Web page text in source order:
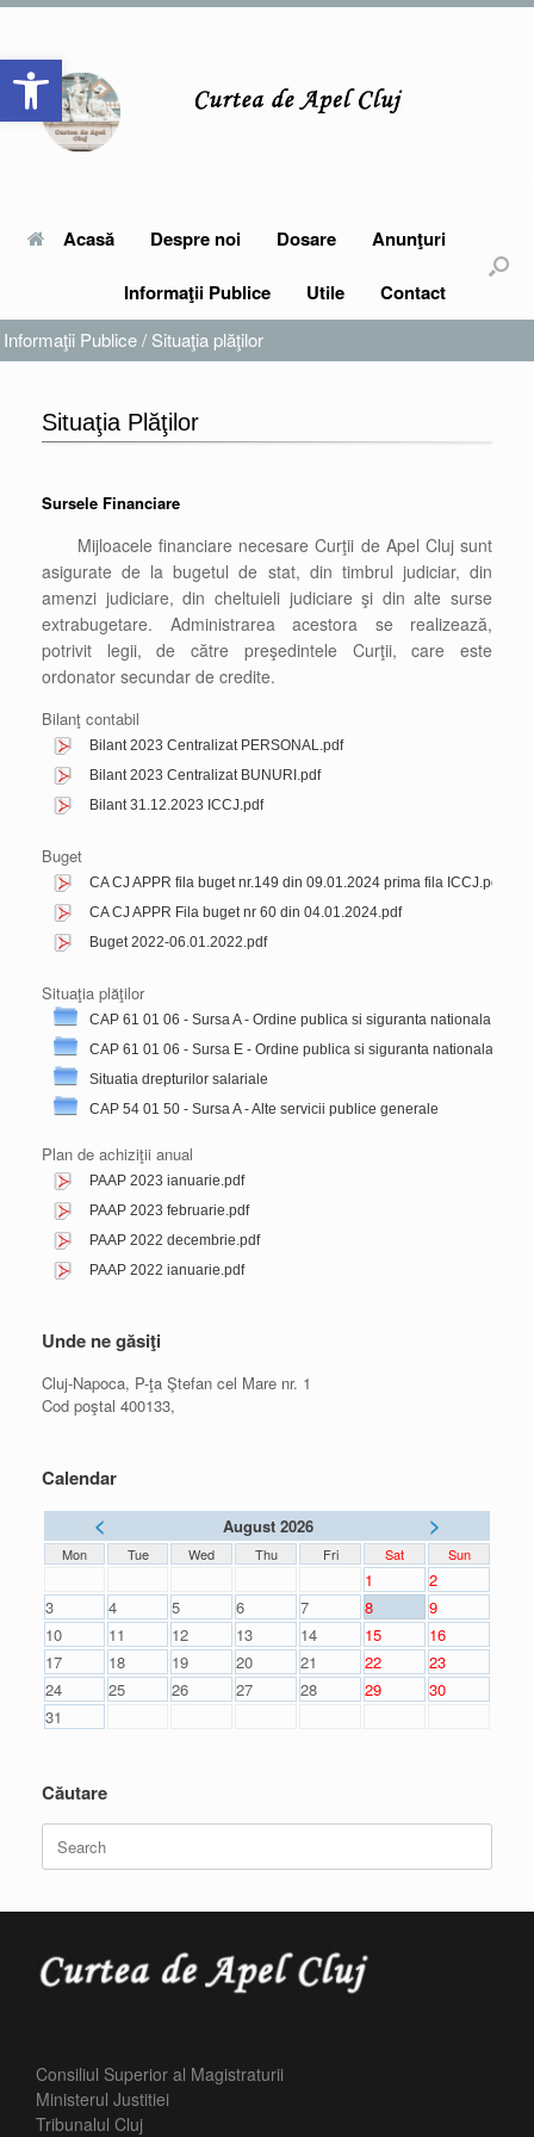
Open toolbar
Skip
content
Acasă Despre noi Dosare Anunţuri
Informaţii Publice Utile Contact
Informaţii Publice/ Situaţia plăţilor
Situaţia Plăţilor
Sursele Financiare
Mijloacele financiare necesare Curţii de Apel Cluj sunt
asigurate de la bugetul de stat, din timbrul judiciar, din
amenzi judiciare, din cheltuieli judiciare şi din alte surse
extrabugetare. Administrarea acestora se realizează,
potrivit legii, de către preşedintele Curţii, care este
ordonator secundar de credite.
Bilanţ contabil
Bilant 2023 Centralizat PERSONAL.pdf
Bilant 2023 Centralizat BUNURI.pdf
Bilant 31.12.2023 ICCJ.pdf
Curtea de Apel Cluj 2021.pdf
Curtea de Apel Cluj 2020.pdf
Curtea de Apel Cluj 2019.pdf
Curtea de Apel Cluj 2018.pdf
Curtea de Apel Cluj 2017.pdf
Curtea de Apel Cluj 2016.pdf
Buget
CA CJ APPR fila buget nr.149 din 09.01.2024 prima fila ICCJ.pdf
CA CJ APPR Fila buget nr 60 din 04.01.2024.pdf
Buget 2022-06.01.2022.pdf
Buget 2021-16.03.2021.pdf
Buget 2019-19.03.2019.pdf
Situaţia plăţilor
CAP 61 01 06 - Sursa A - Ordine publica si siguranta nationala
CAP 61 01 06 - Sursa E - Ordine publica si siguranta nationala
Situatia drepturilor salariale
CAP 54 01 50 - Sursa A - Alte servicii publice generale
Plan de achiziţii anual
PAAP 2023 ianuarie.pdf
PAAP 2023 februarie.pdf
PAAP 2022 decembrie.pdf
PAAP 2022 ianuarie.pdf
PAAP 2020 februarie.pdf
PAAP 2019 decembrie.pdf
Unde ne găsiţi
Cluj-Napoca, P-ţa Ştefan cel Mare nr. 1
Cod poştal 400133,
Calendar
< August 2026 >
Mon Tue Wed Thu Fri Sat Sun
1
2
3
4 5 6 7 8
9
10
11 12 13 14 15
16
17
18 19 20 21 22
23
24
25 26 27 28 29
30
31
Căutare
Search
for:
Consiliul Superior al Magistraturii
Ministerul Justitiei
Tribunalul Cluj